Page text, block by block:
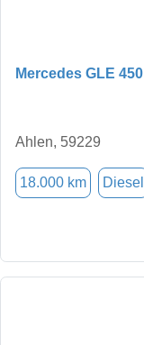
Mercedes GLE 450
Ahlen, 59229
18.000 km Diesel